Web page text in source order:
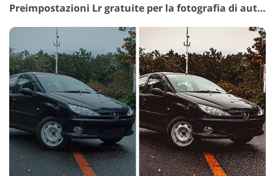
Preimpostazioni Lr gratuite per la fotografia di automobili n. 24 "Film Effect"